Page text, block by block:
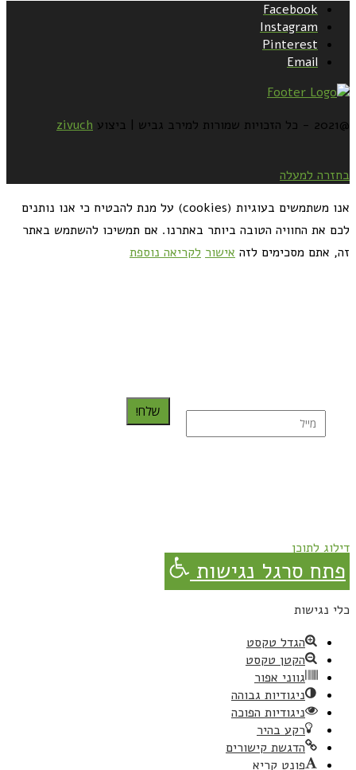
Facebook
Instagram
Pinterest
Email
@2021 - כל הזכויות שמורות למירב גביש | ביצוע zivuch
בחזרה למעלה
אנו משתמשים בעוגיות (cookies) על מנת להבטיח כי אנו נותנים
לכם את החוויה הטובה ביותר באתרנו. אם תמשיכו להשתמש באתר
זה, אתם מסכימים לזה אישור לקריאה נוספת
שלח!
דילוג לתוכן
פתח סרגל נגישות
כלי נגישות
הגדל טקסט
הקטן טקסט
גווני אפור
ניגודיות גבוהה
ניגודיות הפוכה
רקע בהיר
הדגשת קישורים
פונט קריא